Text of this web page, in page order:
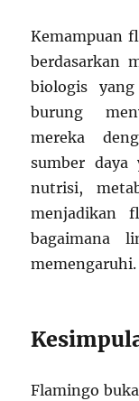
Kemampuan
berdasarkan
biologis
burung
mereka
sumber daya
nutrisi,
menjadikan
bagaimana
memengaruhi.
Flamingo